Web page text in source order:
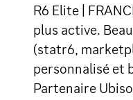
R6 Elite |
plus active.
(statr6,
personnalisé et
Partenaire